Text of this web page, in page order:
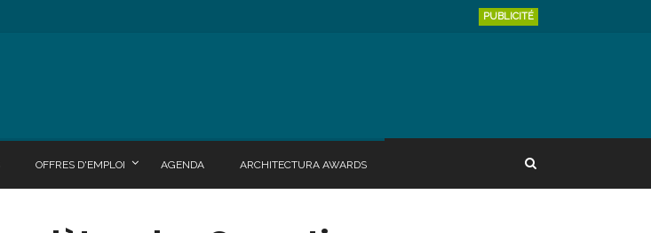
PUBLICITÉ
OFFRES D'EMPLOI AGENDA ARCHITECTURA AWARDS